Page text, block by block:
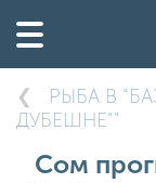
РЫБА В
ДУБЕШНЕ""
Сом